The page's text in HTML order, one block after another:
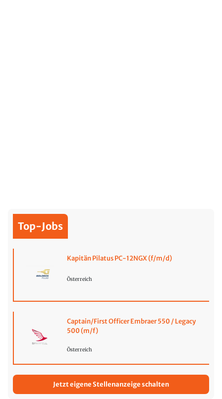
Top-Jobs
Kapitän Pilatus PC-12NGX (f/m/d)
Österreich
Captain/First Officer Embraer 550 / Legacy
500 (m/f)
Österreich
Jetzt eigene Stellenanzeige schalten